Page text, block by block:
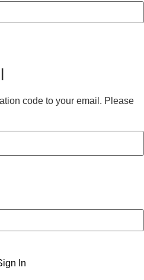
code to your email. Please
In